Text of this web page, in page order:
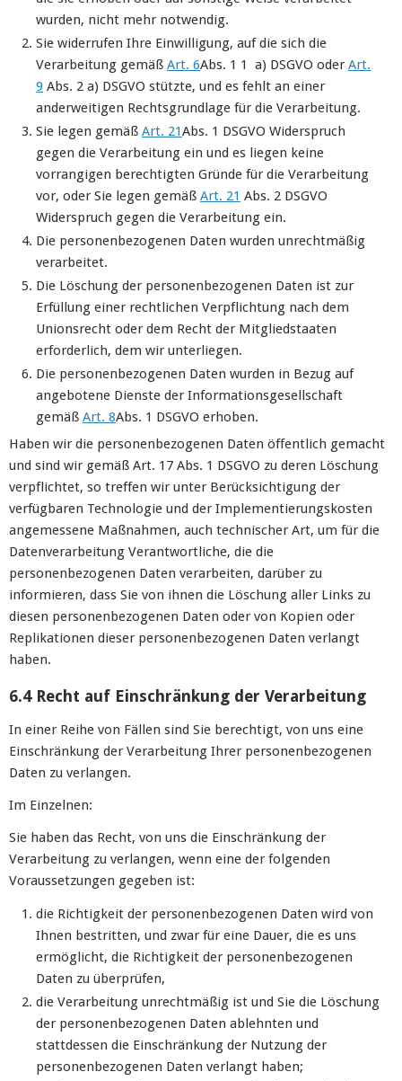
wurden, nicht mehr notwendig.
Sie widerrufen Ihre Einwilligung, auf die sich die
Verarbeitung gemäß Art. 6Abs. 1 1 a) DSGVO oder Art.
9 Abs. 2 a) DSGVO stützte, und es fehlt an einer
anderweitigen Rechtsgrundlage für die Verarbeitung.
Sie legen gemäß Art. 21Abs. 1 DSGVO Widerspruch
gegen die Verarbeitung ein und es liegen keine
vorrangigen berechtigten Gründe für die Verarbeitung
vor, oder Sie legen gemäß Art. 21 Abs. 2 DSGVO
Widerspruch gegen die Verarbeitung ein.
Die personenbezogenen Daten wurden unrechtmäßig
verarbeitet.
Die Löschung der personenbezogenen Daten ist zur
Erfüllung einer rechtlichen Verpflichtung nach dem
Unionsrecht oder dem Recht der Mitgliedstaaten
erforderlich, dem wir unterliegen.
Die personenbezogenen Daten wurden in Bezug auf
angebotene Dienste der Informationsgesellschaft
gemäß Art. 8Abs. 1 DSGVO erhoben.
Haben wir die personenbezogenen Daten öffentlich gemacht
und sind wir gemäß Art. 17 Abs. 1 DSGVO zu deren Löschung
verpflichtet, so treffen wir unter Berücksichtigung der
verfügbaren Technologie und der Implementierungskosten
angemessene Maßnahmen, auch technischer Art, um für die
Datenverarbeitung Verantwortliche, die die
personenbezogenen Daten verarbeiten, darüber zu
informieren, dass Sie von ihnen die Löschung aller Links zu
diesen personenbezogenen Daten oder von Kopien oder
Replikationen dieser personenbezogenen Daten verlangt
haben.
6.4 Recht auf Einschränkung der Verarbeitung
In einer Reihe von Fällen sind Sie berechtigt, von uns eine
Einschränkung der Verarbeitung Ihrer personenbezogenen
Daten zu verlangen.
Im Einzelnen:
Sie haben das Recht, von uns die Einschränkung der
Verarbeitung zu verlangen, wenn eine der folgenden
Voraussetzungen gegeben ist:
die Richtigkeit der personenbezogenen Daten wird von
Ihnen bestritten, und zwar für eine Dauer, die es uns
ermöglicht, die Richtigkeit der personenbezogenen
Daten zu überprüfen,
die Verarbeitung unrechtmäßig ist und Sie die Löschung
der personenbezogenen Daten ablehnten und
stattdessen die Einschränkung der Nutzung der
personenbezogenen Daten verlangt haben;